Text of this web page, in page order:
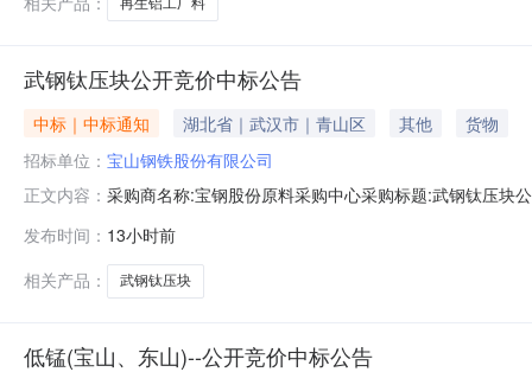
再生铝工厂料
武钢钛压块公开竞价中标公告
中标｜中标通知 湖北省｜武汉市｜青山区 其他
货物
招标单位： 宝山钢铁股份有限公司
正文内容： 采购商名称:宝钢股份原料采购中心采购标题:武钢钛压块
发布时间： 13小时前
相关产品：
武钢钛压块
低锰(宝山、东山)--公开竞价中标公告